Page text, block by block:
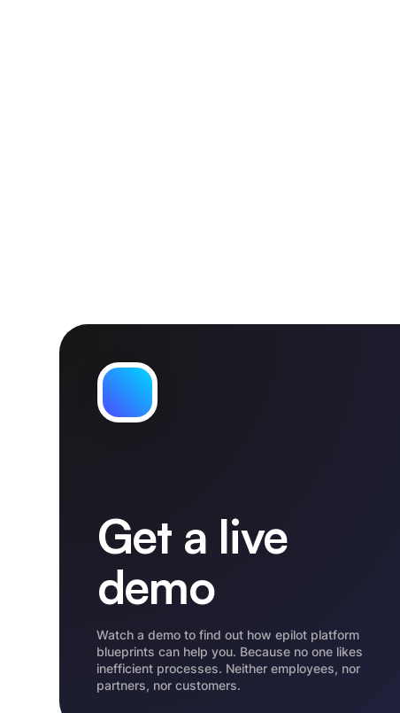
Get a live
demo
Watch a demo to find out how epilot platform
blueprints can help you. Because no one likes
inefficient processes. Neither employees, nor
partners, nor customers.